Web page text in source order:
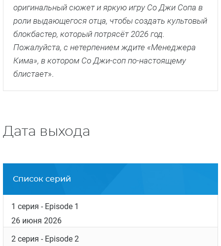
оригинальный сюжет и яркую игру Со Джи Сопа в
роли выдающегося отца, чтобы создать культовый
блокбастер, который потрясёт 2026 год.
Пожалуйста, с нетерпением ждите «Менеджера
Кима», в котором Со Джи-соп по-настоящему
блистает».
Дата выхода
Список серий
1 серия - Episode 1
26 июня 2026
2 серия - Episode 2